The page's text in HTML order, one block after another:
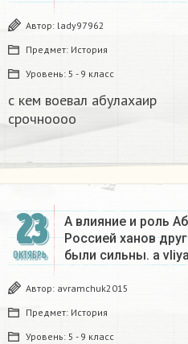
Автор: lady97962
Предмет: История
Уровень: 5 - 9 класс
с кем воевал абулахаир
срочноооо​
23
ОКТЯБРЬ
А влияние и роль
Россией ханов
были сильны. a
Автор: avramchuk2015
Предмет: История
Уровень: 5 - 9 класс